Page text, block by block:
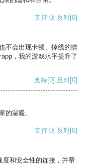
支持[0] 反对[0]
不会出现卡顿、掉线的情
，我的游戏水平提升了
支持[0] 反对[0]
的温暖。
支持[0] 反对[0]
度和安全性的连接，并帮